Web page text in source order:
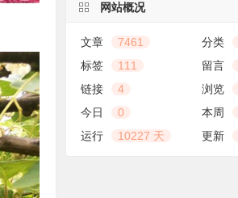
网站概况
文章 7461 分类
标签
111 留言
链接
4 浏览
今日
0 本周
运行
10227 天 更新